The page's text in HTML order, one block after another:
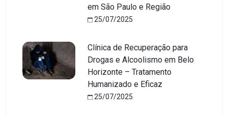
em São Paulo e Região
25/07/2025
Clínica de Recuperação para
Drogas e Alcoolismo em Belo
Horizonte – Tratamento
Humanizado e Eficaz
25/07/2025